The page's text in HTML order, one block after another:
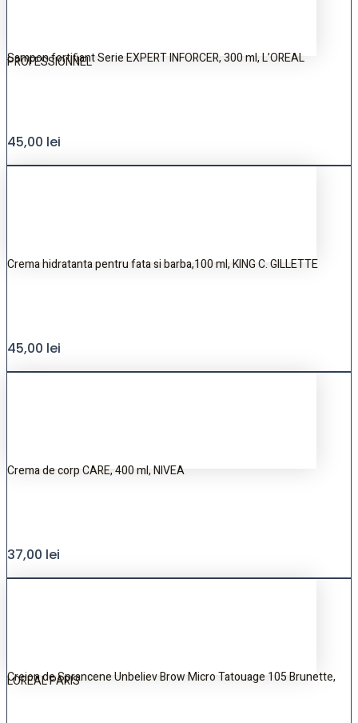
Sampon fortifiant Serie EXPERT INFORCER, 300 ml, L’OREAL
PROFESSIONNEL
45,00 lei
Crema hidratanta pentru fata si barba,100 ml, KING C. GILLETTE
45,00 lei
Crema de corp CARE, 400 ml, NIVEA
37,00 lei
Creion de Sprancene Unbeliev Brow Micro Tatouage 105 Brunette,
LOREAL PARIS